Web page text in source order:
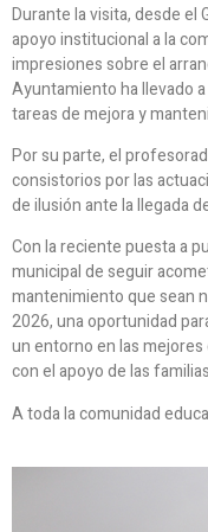
Durante la visita, desde el
apoyo institucional a la
impresiones sobre el
Ayuntamiento ha llevado
tareas de mejora y
Por su parte, el
consistorios por las
de ilusión ante la llegada
Con la reciente puesta a
municipal de seguir
mantenimiento que sean
2026, una oportunidad
un entorno en las
con el apoyo de las
A toda la comunidad